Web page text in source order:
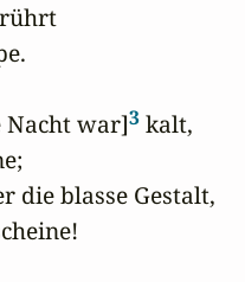
Nacht war]
3 kalt,
die blasse Gestalt,